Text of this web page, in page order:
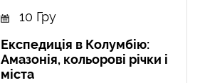
10 Гру
Експедиція в Колумбію:
Амазонія, кольорові річки і
міста